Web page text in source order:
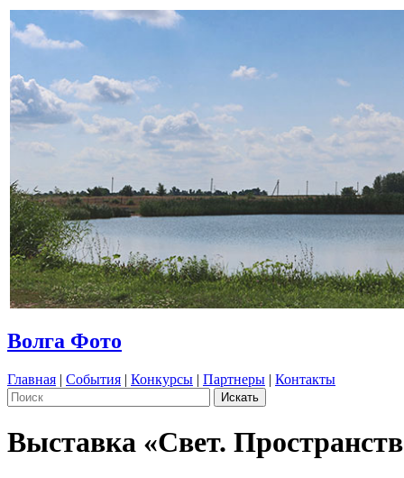
Волга Фото
Главная | События | Конкурсы | Партнеры | Контакты
Выставка «Свет.